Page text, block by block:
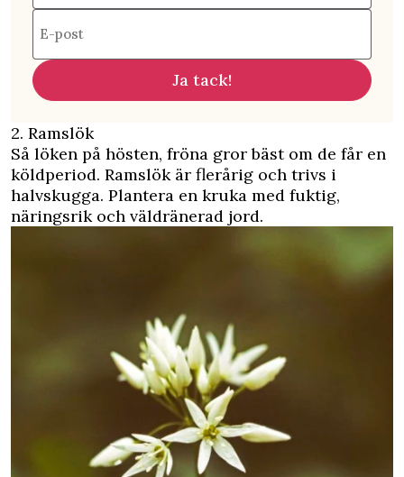
E-post
Ja tack!
2. Ramslök
Så löken på hösten, fröna gror bäst om de får en
köldperiod. Ramslök är flerårig och trivs i
halvskugga. Plantera en kruka med fuktig,
näringsrik och väldränerad jord.